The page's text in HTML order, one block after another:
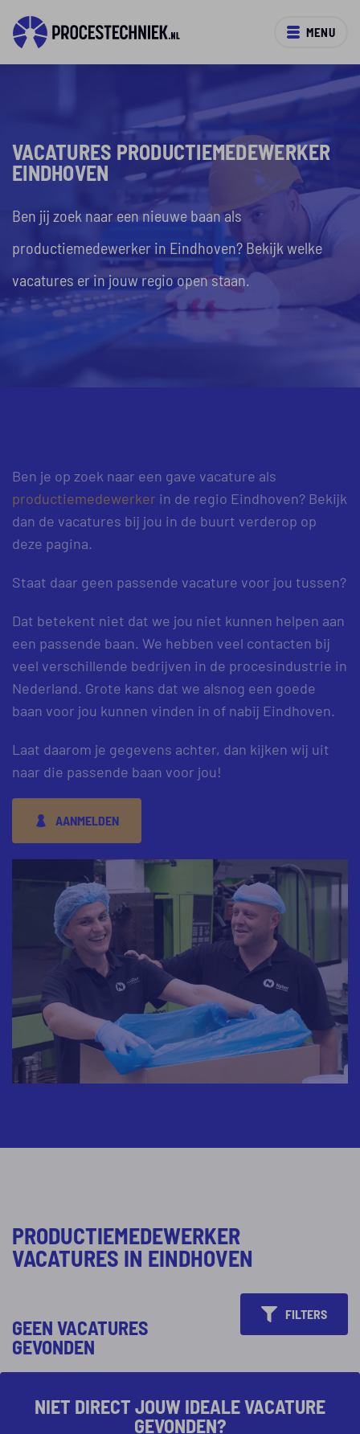
MENU
VACATURES PRODUCTIEMEDEWERKER
EINDHOVEN
Ben jij zoek naar een nieuwe baan als
productiemedewerker in Eindhoven? Bekijk welke
vacatures er in jouw regio open staan.
Ben je op zoek naar een gave vacature als
productiemedewerker in de regio Eindhoven? Bekijk
dan de vacatures bij jou in de buurt verderop op
deze pagina.
Staat daar geen passende vacature voor jou tussen?
Dat betekent niet dat we jou niet kunnen helpen aan
een passende baan. We hebben veel contacten bij
veel verschillende bedrijven in de procesindustrie in
Nederland. Grote kans dat we alsnog een goede
baan voor jou kunnen vinden in of nabij Eindhoven.
Laat daarom je gegevens achter, dan kijken wij uit
naar die passende baan voor jou!
AANMELDEN
PRODUCTIEMEDEWERKER
VACATURES IN EINDHOVEN
FILTERS
GEEN VACATURES
GEVONDEN
NIET DIRECT JOUW IDEALE VACATURE
GEVONDEN?